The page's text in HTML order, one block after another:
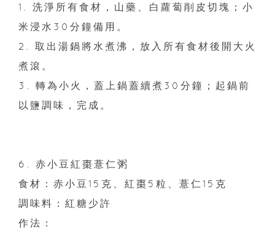
1. 洗淨所有食材，山藥、白蘿蔔削皮切塊；小
米浸水30分鐘備用。
2. 取出湯鍋將水煮沸，放入所有食材後開大火
煮滾。
3. 轉為小火，蓋上鍋蓋續煮30分鐘；起鍋前
以鹽調味，完成。
6. 赤小豆紅棗薏仁粥
食材：赤小豆15克、紅棗5粒、薏仁15克
調味料：紅糖少許
作法：